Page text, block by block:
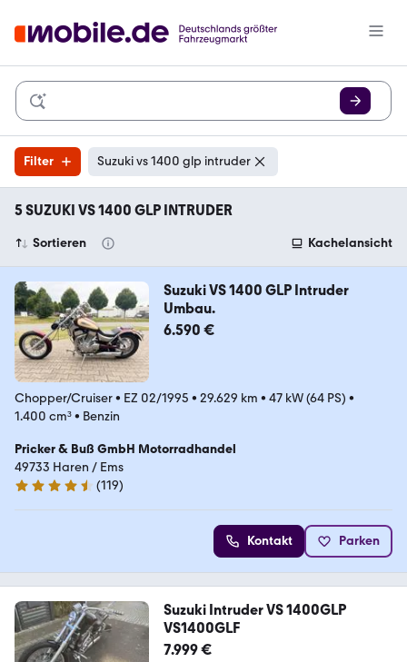
Filter Suzuki vs 1400 glp intruder
5 SUZUKI VS 1400 GLP INTRUDER
Sortieren Kachelansicht
Suzuki VS 1400 GLP Intruder
Umbau.
6.590 €
Chopper/Cruiser• EZ 02/1995 • 29.629 km • 47 kW (64 PS) •
1.400 cm³• Benzin
Pricker & Buß GmbH Motorradhandel
49733 Haren / Ems
4.3 Sterne
(119)
Kontakt Parken
Suzuki Intruder VS 1400GLP
VS1400GLF
7.999 €